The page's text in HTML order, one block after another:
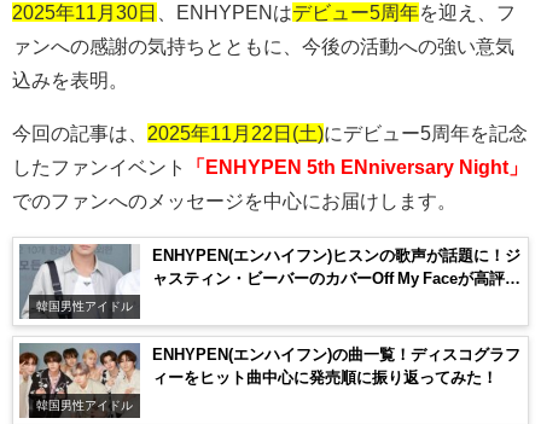
2025年11月30日 ENHYPEN はデビュー5周年を迎え、フ
ァンへの感謝の気持ちとともに、今後の活動への強い意気
込みを表明。
今回の記事は、 2025年11月22日(土)にデビュー5周年を記念
したファンイベント
「ENHYPEN 5th ENniversary Night」
でのファンへのメッセージを中心にお届けします。
韓国男性アイドル
ENHYPEN(エンハイフン)ヒスンの歌声が話題に！ジ
ャスティン・ビーバーのカバーOff My Faceが高評
韓国男性アイドル
ENHYPEN(エンハイフン)の曲一覧！ディスコグラフ
ィーをヒット曲中心に発売順に振り返ってみた！